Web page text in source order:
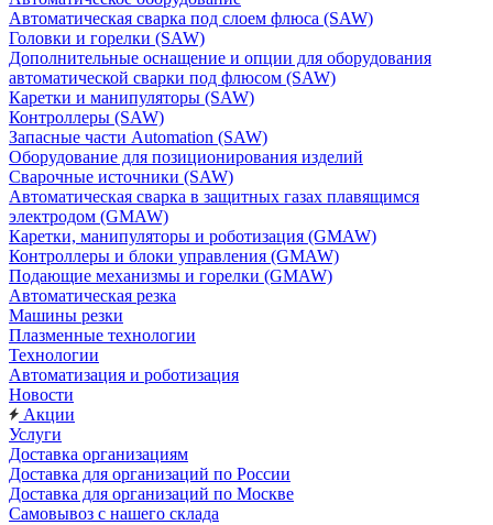
Автоматическая сварка под слоем флюса (SAW)
Головки и горелки (SAW)
Дополнительные оснащение и опции для оборудования
автоматической сварки под флюсом (SAW)
Каретки и манипуляторы (SAW)
Контроллеры (SAW)
Запасные части Automation (SAW)
Оборудование для позиционирования изделий
Сварочные источники (SAW)
Автоматическая сварка в защитных газах плавящимся
электродом (GMAW)
Каретки, манипуляторы и роботизация (GMAW)
Контроллеры и блоки управления (GMAW)
Подающие механизмы и горелки (GMAW)
Автоматическая резка
Машины резки
Плазменные технологии
Технологии
Автоматизация и роботизация
Новости
Акции
Услуги
Доставка организациям
Доставка для организаций по России
Доставка для организаций по Москве
Самовывоз с нашего склада